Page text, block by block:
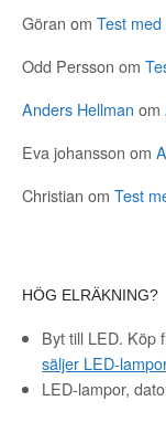
Göran om Test
Odd Persson om
Anders Hellman om
Eva johansson om
Christian om Test
HÖG ELRÄKNING?
Byt till LED. Köp
säljer LED-
LED-lampor,